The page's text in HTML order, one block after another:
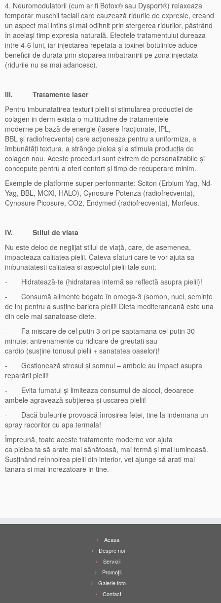
4. Neuromodulatorii (cum ar fi Botox® sau Dysport®) relaxeaza
temporar mușchii faciali care cauzează ridurile de expresie, creand
un aspect mai intins și mai odihnit prin stergerea ridurilor, păstrând
în același timp expresia naturală. Efectele tratamentului dureaza
intre 4-6 luni, iar injectarea repetata a toxinei botulinice aduce
beneficii de durata prin stoparea imbatranirii pe zona injectata
(ridurile nu se mai adancesc).
III. Tratamente laser
Pentru imbunatatirea texturii pielii si stimularea productiei de
colagen in derm exista o multitudine de tratamentele
moderne pe bază de energie (lasere fracționate, IPL,
BBL și radiofrecventa) care acționeaza pentru a uniformiza, a
îmbunătăți textura, a strânge pielea și a stimula producția de
colagen nou. Aceste proceduri sunt extrem de personalizabile și
concepute pentru a oferi confort și timp de recuperare minim.
Exemple de platforme super performante: Sciton (Erbium Yag, Nd-
Yag, BBL, MOXI, HALO), Cynosure Potenza (radiofrecventa),
Cynosure Picosure, CO2, Endymed (radiofrecventa), Morfeus.
IV. Stilul de viata
Nu este deloc de neglijat stilul de viață, care, de asemenea,
impacteaza calitatea pielii. Cateva sfaturi care te vor ajuta sa
imbunatatesti calitatea si aspectul pielii tale sunt:
- Hidratează-te (hidratarea internă se reflectă asupra pielii)!
- Consumă alimente bogate în omega-3 (somon, nuci, semințe
de in) pentru a susține bariera pielii! Dieta mediteraneană este una
din cele mai sanatoase diete.
- Fa miscare de cel putin 3 ori pe saptamana cel putin 30
minute: antrenamente cu ridicare de greutati sau
cardio (susține tonusul pielii + sanatatea oaselor)!
- Gestionează stresul și somnul – ambele au impact asupra
reparării pielii!
- Evita fumatul și limiteaza consumul de alcool, deoarece
ambele agravează subțierea și uscarea pielii!
- Dacă bufeurile provoacă înrosirea fetei, tine la indemana un
spray racoritor cu apa termala!
Împreună, toate aceste tratamente moderne vor ajuta
ca pielea ta să arate mai sănătoasă, mai fermă și mai luminoasă.
Susținând reînnoirea pielii din interior, vei ajunge să arati mai
tanara si mai increzatoare in tine.
Acasa
Despre noi
Servicii
Promoţii
Galerie foto
Contact